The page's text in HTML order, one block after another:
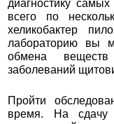
диагностику
всего по
хеликобактер
лабораторию вы
обмена
заболеваний
Пройти
время. На сдачу